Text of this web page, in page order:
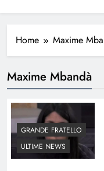
Home Maxime
Maxime Mbandà
GRANDE FRATELLO
ULTIME NEWS